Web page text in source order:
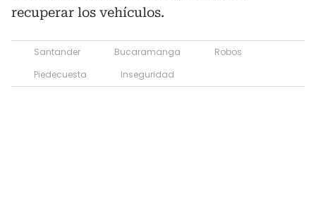
recuperar los vehículos.
Santander Bucaramanga
Robos
Piedecuesta
Inseguridad